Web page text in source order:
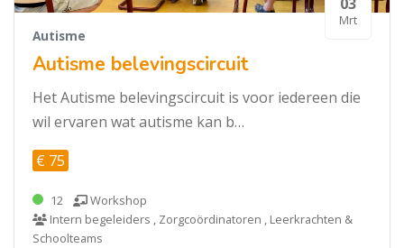
Mrt
Autisme
Autisme belevingscircuit
Het Autisme belevingscircuit is voor iedereen die
wil ervaren wat autisme kan b…
€ 75
12
Workshop
Intern begeleiders , Zorgcoördinatoren , Leerkrachten &
Schoolteams